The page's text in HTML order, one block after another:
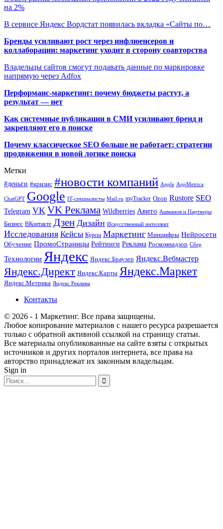
на 2%
В сервисе Яндекс Вордстат появилась вкладка «Сайты по…
Бренды усиливают рост через инфлюенсеров и
коллаборации: маркетинг уходит в сторону соавторства
Владельцы сайтов смогут подавать данные по маркировке
напрямую через Adfox
Перформанс-маркетинг: почему бюджеты растут, а
результат — нет
Как системные публикации в СМИ усиливают бренд и
закрепляют его в поиске
Почему классическое SEO больше не работает: стратегии
продвижения в новой логике поиска
Метки
#деньги #кризис #новости компаний Apple AppMetrica
ChatGPT Google IT-специалисты Mail.ru myTracker Ozon Rustore SEO
Telegram VK VK Реклама Wildberries Авито Ашманов и Партнеры
Бизнес ВКонтакте Дзен Дизайн Искусственный интеллект
Исследования Кейсы Курсы Маркетинг Минцифры Нейросети
Обучение ПромоСтраницы Рейтинги Реклама Роскомнадзор Сбер
Технологии Яндекс Яндекс.Браузер Яндекс.Вебмастер
Яндекс.Директ Яндекс.Карты Яндекс.Маркет
Яндекс.Метрика Яндекс Реклама
Контакты
© 2026 - 1 Маркетинг. Все права защищены.
Любое копирование материалов с нашего ресурса разрешается
только с обратной активной ссылкой на страницу статьи.
Все материалы опубликованные на сайте взяты с открытых
источников и других порталов интернета, все права на
авторство принадлежат их законным владельцам.
Sign in